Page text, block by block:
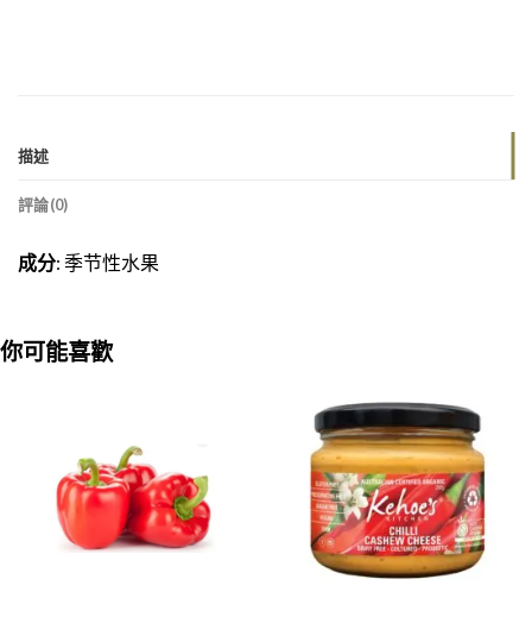
描述
評論(0)
成分: 季节性水果
你可能喜歡